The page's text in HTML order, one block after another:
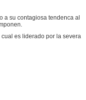
a su contagiosa tendenca al
es liderado por la severa